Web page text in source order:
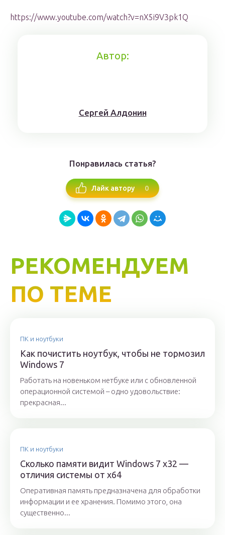
https://www.youtube.com/watch?v=nX5i9V3pk1Q
Автор:
Сергей Алдонин
Понравилась статья?
Лайк автору 0
РЕКОМЕНДУЕМ
ПО ТЕМЕ
ПК и ноутбуки
Как почистить ноутбук, чтобы не тормозил
Windows 7
Работать на новеньком нетбуке или с обновленной
операционной системой – одно удовольствие:
прекрасная...
ПК и ноутбуки
Сколько памяти видит Windows 7 x32 —
отличия системы от x64
Оперативная память предназначена для обработки
информации и ее хранения. Помимо этого, она
существенно...